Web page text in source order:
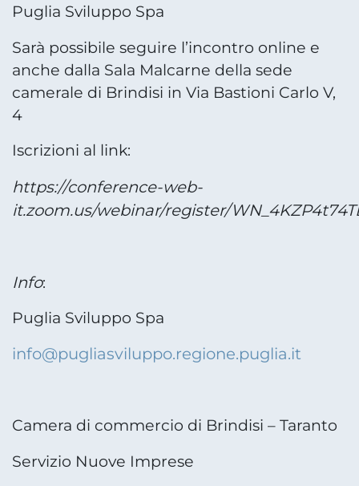
Puglia Sviluppo Spa
Sarà possibile seguire l’incontro online e
anche dalla Sala Malcarne della sede
camerale di Brindisi in Via Bastioni Carlo V,
4
Iscrizioni al link:
https://conference-web-
it.zoom.us/webinar/register/
Info:
Puglia Sviluppo Spa
info@pugliasviluppo.regione.puglia.it
Camera di commercio di Brindisi – Taranto
Servizio Nuove Imprese